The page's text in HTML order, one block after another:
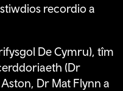
recordio a
De Cymru), tîm
(Dr
Dr Mat Flynn a